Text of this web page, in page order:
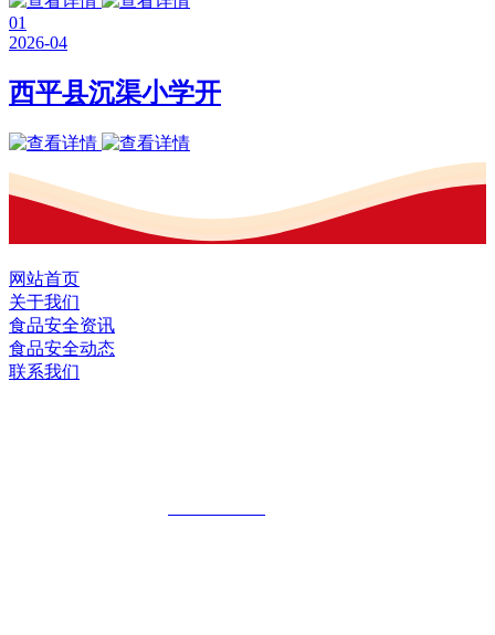
01
2026-04
西平县沉渠小学开
网站首页
关于我们
食品安全资讯
食品安全动态
联系我们